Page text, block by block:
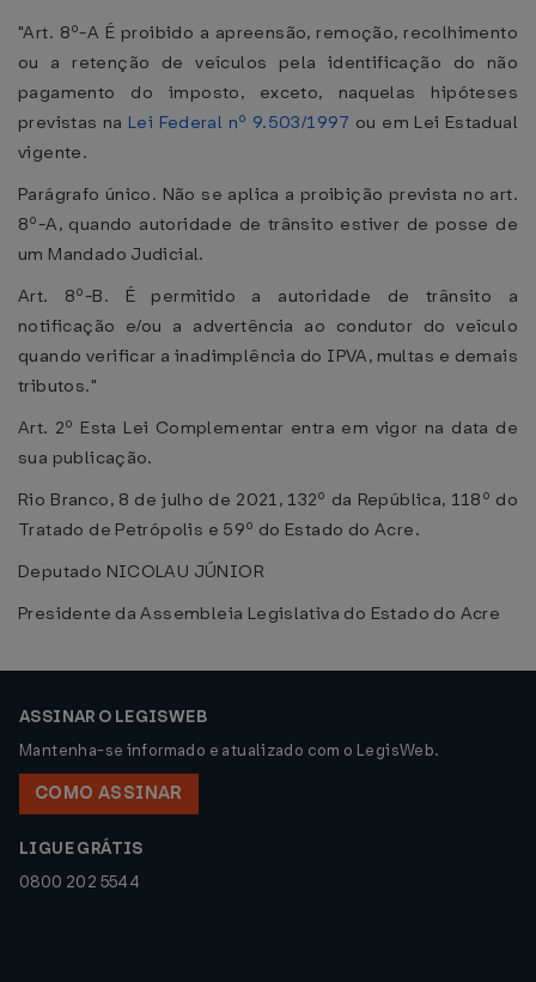
"Art. 8º-A É proibido a apreensão, remoção, recolhimento
ou a retenção de veículos pela identificação do não
pagamento do imposto, exceto, naquelas hipóteses
previstas na Lei Federal nº 9.503/1997 ou em Lei Estadual
vigente.
Parágrafo único. Não se aplica a proibição prevista no art.
8º-A, quando autoridade de trânsito estiver de posse de
um Mandado Judicial.
Art. 8º-B. É permitido a autoridade de trânsito a
notificação e/ou a advertência ao condutor do veículo
quando verificar a inadimplência do IPVA, multas e demais
tributos."
Art. 2º Esta Lei Complementar entra em vigor na data de
sua publicação.
Rio Branco, 8 de julho de 2021, 132º da República, 118º do
Tratado de Petrópolis e 59º do Estado do Acre.
Deputado NICOLAU JÚNIOR
Presidente da Assembleia Legislativa do Estado do Acre
ASSINAR O LEGISWEB
Mantenha-se informado e atualizado com o LegisWeb.
COMO ASSINAR
LIGUE GRÁTIS
0800 202 5544